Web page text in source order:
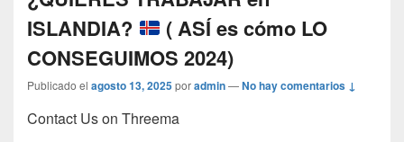
ISLANDIA?
( ASÍ es cómo LO
CONSEGUIMOS 2024)
Publicado el agosto 13, 2025poradmin—No hay comentarios ↓
Contact Us on Threema